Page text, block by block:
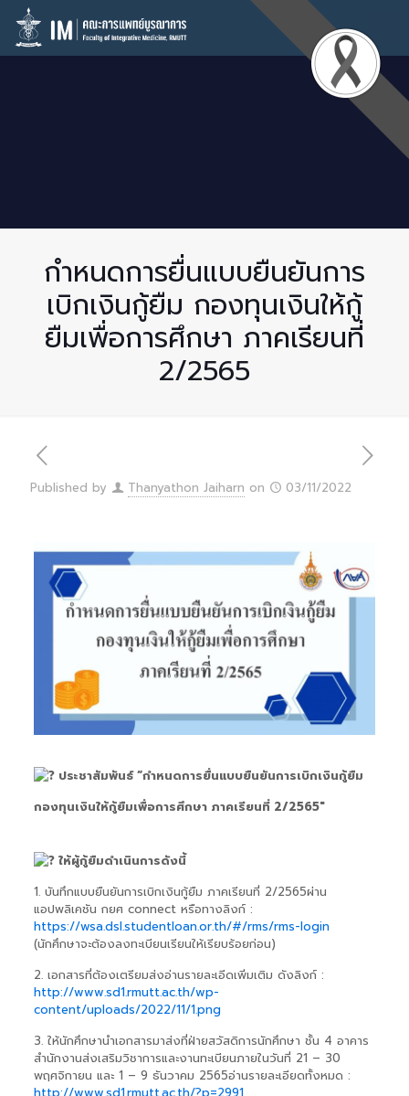
กำหนดการยื่นแบบยืนยันการ
เบิกเงินกู้ยืม กองทุนเงินให้กู้
ยืมเพื่อการศึกษา ภาคเรียนที่
2/2565
Published by Thanyathon Jaiharn on 03/11/2022
ประชาสัมพันธ์ “กำหนดการยื่นแบบยืนยันการเบิกเงินกู้ยืม
กองทุนเงินให้กู้ยืมเพื่อการศึกษา ภาคเรียนที่ 2/2565″
ให้ผู้กู้ยืมดำเนินการดังนี้
1. บันทึกแบบยืนยันการเบิกเงินกู้ยืม ภาคเรียนที่ 2/2565ผ่าน
แอปพลิเคชัน กยศ connect หรือทางลิงก์ :
https://wsa.dsl.studentloan.or.th/#/rms/rms-login
(นักศึกษาจะต้องลงทะเบียนเรียนให้เรียบร้อยก่อน)
2. เอกสารที่ต้องเตรียมส่งอ่านรายละเอีดเพิ่มเติม ดังลิงก์ :
http://www.sd1.rmutt.ac.th/wp-
content/uploads/2022/11/1.png
3. ให้นักศึกษานำเอกสารมาส่งที่ฝ่ายสวัสดิการนักศึกษา ชั้น 4 อาคาร
สำนักงานส่งเสริมวิชาการและงานทะเบียนภายในวันที่ 21 – 30
พฤศจิกายน และ 1 – 9 ธันวาคม 2565อ่านรายละเอียดทั้งหมด :
http://www.sd1.rmutt.ac.th/?p=2991